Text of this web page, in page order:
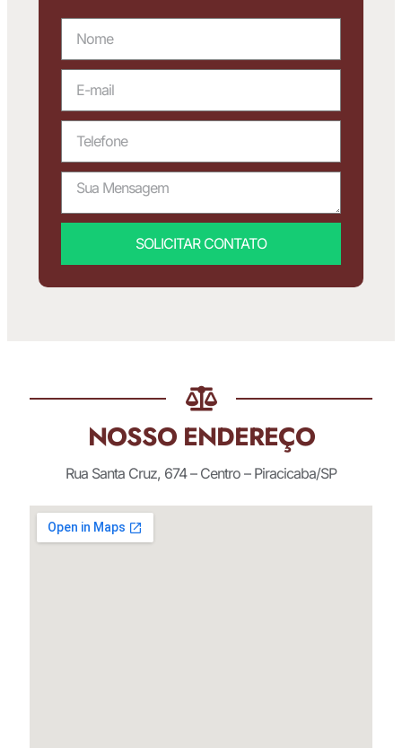
SOLICITAR CONTATO
NOSSO ENDEREÇO
Rua Santa Cruz, 674 – Centro – Piracicaba/SP